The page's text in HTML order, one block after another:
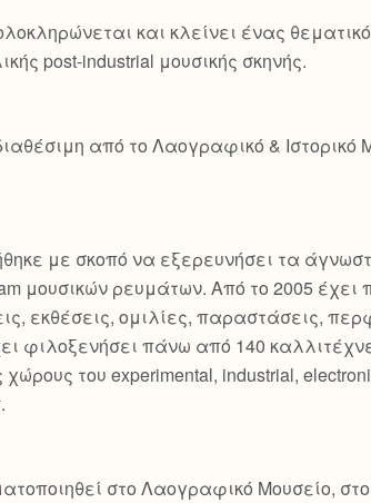
και κλείνει ένας
post-industrial μουσικής σκηνής.
από το Λαογραφικό &
με σκοπό να εξερευνήσει τα
μουσικών ρευμάτων. Από το 2005
εκθέσεις, ομιλίες, παραστάσεις,
φιλοξενήσει πάνω από 140
του experimental, industrial,
στο Λαογραφικό Μουσείο,